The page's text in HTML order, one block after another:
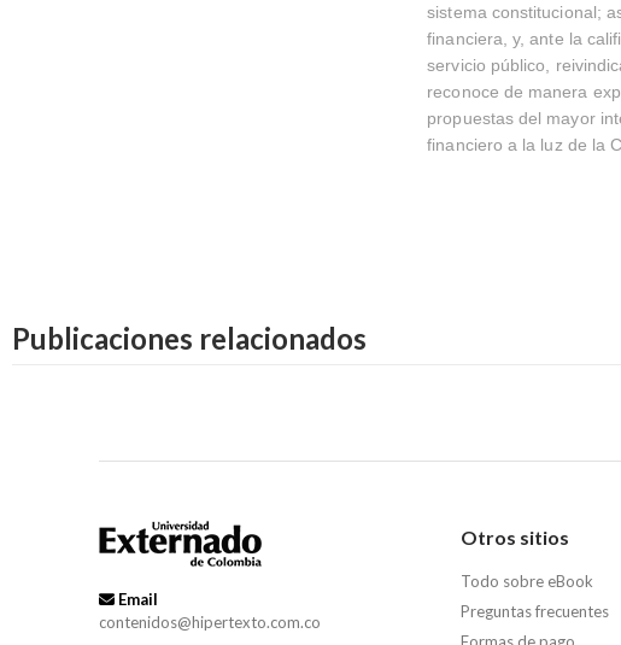
sistema constitucional;
financiera, y, ante la
servicio público,
reconoce de manera
propuestas del mayor
financiero a la luz de la
Publicaciones relacionados
Email
contenidos@hipertexto.com.co
Otros sitios
Todo sobre eBook
Preguntas frecuentes
Formas de pago